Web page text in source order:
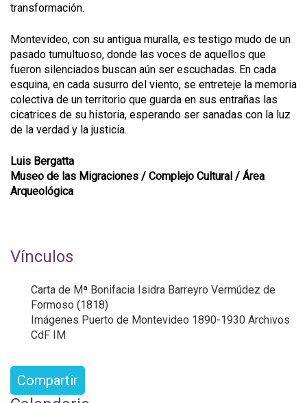
transformación.
Montevideo, con su antigua muralla, es testigo mudo de un
pasado tumultuoso, donde las voces de aquellos que
fueron silenciados buscan aún ser escuchadas. En cada
esquina, en cada susurro del viento, se entreteje la memoria
colectiva de un territorio que guarda en sus entrañas las
cicatrices de su historia, esperando ser sanadas con la luz
de la verdad y la justicia.
Luis Bergatta
Museo de las Migraciones / Complejo Cultural / Área
Arqueológica
Vínculos
Carta de Mª Bonifacia Isidra Barreyro Vermúdez de
Formoso (1818)
Imágenes Puerto de Montevideo 1890-1930 Archivos
CdF IM
Compartir